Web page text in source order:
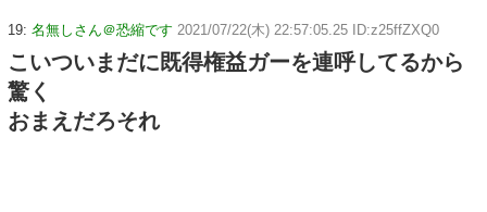
19: 名無しさん＠恐縮です 2021/07/22(木) 22:57:05.25 ID:z25ffZXQ0
こいついまだに既得権益ガーを連呼してるから
驚く
おまえだろそれ